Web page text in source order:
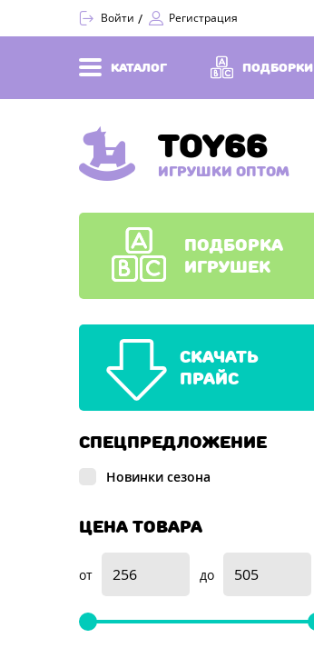
Войти Регистрация
КАТАЛОГ ПОДБОРКИ
TOY66
ИГРУШКИ ОПТОМ
ПОДБОРКА
ИГРУШЕК
СКАЧАТЬ
ПРАЙС
СПЕЦПРЕДЛОЖЕНИЕ
Новинки сезона
ЦЕНА ТОВАРА
от до